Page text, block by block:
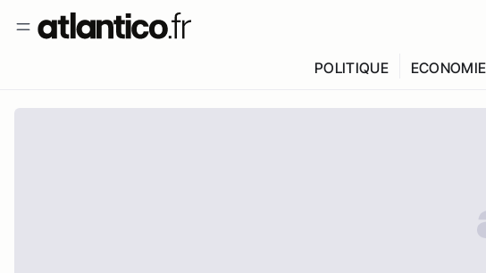
POLITIQUE ECONOMIE